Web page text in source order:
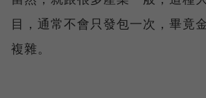
目，通常不會只發包一次，畢竟
複雜。